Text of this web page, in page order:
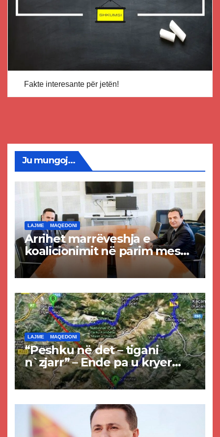
Fakte interesante për jetën!
Ju mungoj...
LAJME MAQEDONI
Arrihet marrëveshja e
koalicionimit në parim mes
Kurtit dhe Abdixhikut
LAJME MAQEDONI
“Peshku në det – tigani
n`zjarr” – Ende pa u kryer
projekti i tunelit, komuna e
Tetovës nis punimet për